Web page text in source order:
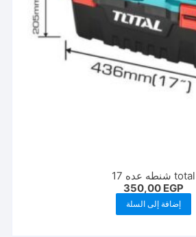
total شنطه عده 17
350,00 EGP
إضافة إلى السلة